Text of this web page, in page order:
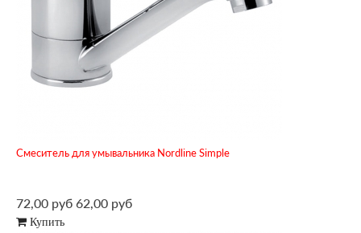
Смеситель для умывальника Nordline Simple
72,00 руб 62,00 руб
Купить